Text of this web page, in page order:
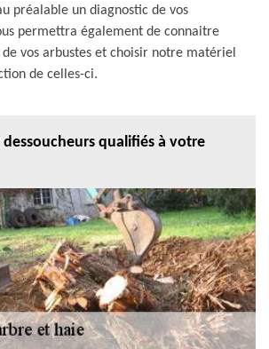
préalable un diagnostic de vos
permettra également de connaitre
vos arbustes et choisir notre matériel
de celles-ci.
qualifiés à votre